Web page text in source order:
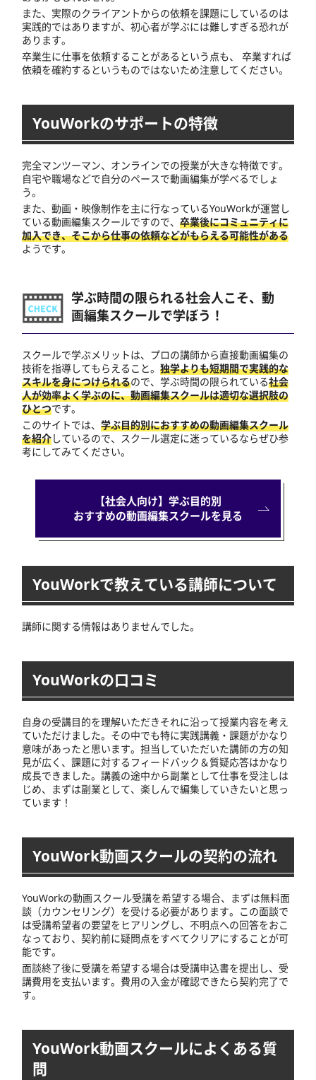
また、実際のクライアントからの依頼を課題にしているのは
実践的ではありますが、初心者が学ぶには難しすぎる恐れが
あります。
卒業生に仕事を依頼することがあるという点も、 卒業すれば
依頼を確約するというものではないため注意してください。
YouWorkのサポートの特徴
完全マンツーマン、オンラインでの授業が大きな特徴です。
自宅や職場などで自分のペースで動画編集が学べるでしょ
う。
また、動画・映像制作を主に行なっているYouWorkが運営し
ている動画編集スクールですので、 卒業後にコミュニティに
加入でき、そこから仕事の依頼などがもらえる可能性がある
ようです。
学ぶ時間の限られる社会人こそ、動
画編集スクールで学ぼう！
スクールで学ぶメリットは、プロの講師から直接動画編集の
技術を指導してもらえること。 独学よりも短期間で実践的な
スキルを身につけられるので、学ぶ時間の限られている社会
人が効率よく学ぶのに、動画編集スクールは適切な選択肢の
ひとつです。
このサイトでは、 学ぶ目的別におすすめの動画編集スクール
を紹介しているので、スクール選定に迷っているならぜひ参
考にしてみてください。
【社会人向け】学ぶ目的別
おすすめの動画編集スクールを見る
YouWorkで教えている講師について
講師に関する情報はありませんでした。
YouWorkの口コミ
自身の受講目的を理解いただきそれに沿って授業内容を考え
ていただけました。その中でも特に実践講義・課題がかなり
意味があったと思います。担当していただいた講師の方の知
見が広く、課題に対するフィードバック＆質疑応答はかなり
成長できました。講義の途中から副業として仕事を受注しは
じめ、まずは副業として、楽しんで編集していきたいと思っ
ています！
YouWork動画スクールの契約の流れ
YouWorkの動画スクール受講を希望する場合、まずは無料面
談（カウンセリング）を受ける必要があります。この面談で
は受講希望者の要望をヒアリングし、不明点への回答をおこ
なっており、契約前に疑問点をすべてクリアにすることが可
能です。
面談終了後に受講を希望する場合は受講申込書を提出し、受
講費用を支払います。費用の入金が確認できたら契約完了で
す。
YouWork動画スクールによくある質
問